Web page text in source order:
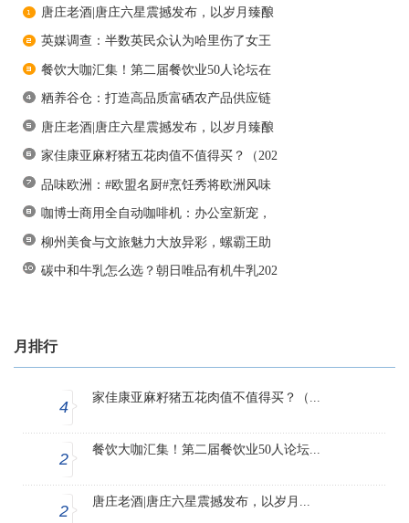
唐庄老酒|唐庄六星震撼发布，以岁月臻酿
英媒调查：半数英民众认为哈里伤了女王
餐饮大咖汇集！第二届餐饮业50人论坛在
粞养谷仓：打造高品质富硒农产品供应链
唐庄老酒|唐庄六星震撼发布，以岁月臻酿
家佳康亚麻籽猪五花肉值不值得买？（202
品味欧洲：#欧盟名厨#烹饪秀将欧洲风味
咖博士商用全自动咖啡机：办公室新宠，
柳州美食与文旅魅力大放异彩，螺霸王助
碳中和牛乳怎么选？朝日唯品有机牛乳202
月排行
4
家佳康亚麻籽猪五花肉值不值得买？（...
2
餐饮大咖汇集！第二届餐饮业50人论坛...
2
唐庄老酒|唐庄六星震撼发布，以岁月...